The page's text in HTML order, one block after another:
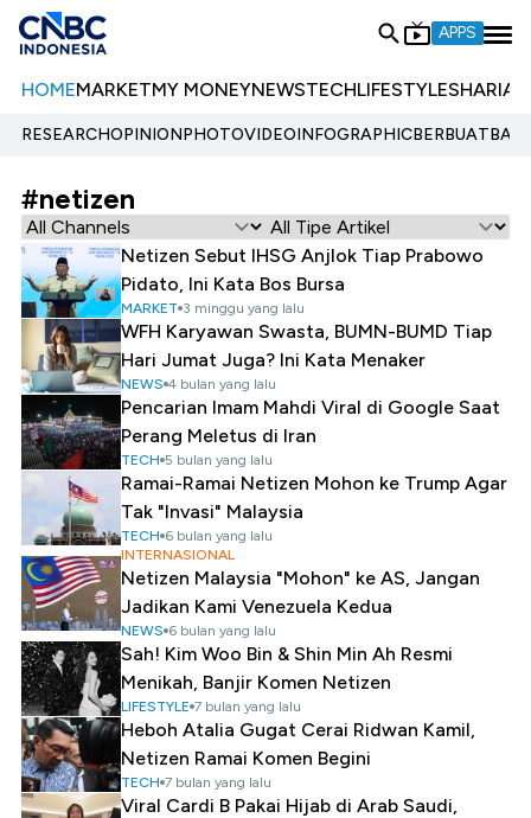
APPS
HOMEMARKETMY MONEYNEWSTECHLIFESTYLESHARIA
RESEARCHOPINIONPHOTOVIDEOINFOGRAPHIC
#netizen
Netizen Sebut IHSG Anjlok Tiap Prabowo
Pidato, Ini Kata Bos Bursa
MARKET 3 minggu yang lalu
WFH Karyawan Swasta, BUMN-BUMD Tiap
Hari Jumat Juga? Ini Kata Menaker
NEWS 4 bulan yang lalu
Pencarian Imam Mahdi Viral di Google Saat
Perang Meletus di Iran
TECH 5 bulan yang lalu
Ramai-Ramai Netizen Mohon ke Trump Agar
Tak "Invasi" Malaysia
TECH 6 bulan yang lalu
INTERNASIONAL
Netizen Malaysia "Mohon" ke AS, Jangan
Jadikan Kami Venezuela Kedua
NEWS 6 bulan yang lalu
Sah! Kim Woo Bin & Shin Min Ah Resmi
Menikah, Banjir Komen Netizen
LIFESTYLE 7 bulan yang lalu
Heboh Atalia Gugat Cerai Ridwan Kamil,
Netizen Ramai Komen Begini
TECH 7 bulan yang lalu
Viral Cardi B Pakai Hijab di Arab Saudi,